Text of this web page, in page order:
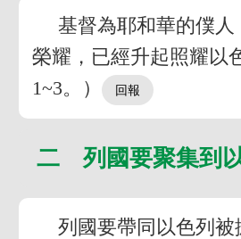
基督為耶和華的僕人
榮耀，已經升起照耀以
1~3。）
二 列國要聚集到
列國要帶同以色列被